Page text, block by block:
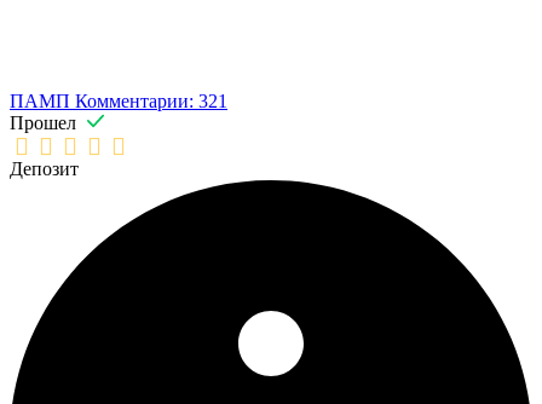
ПАМП Комментарии: 321
Прошел
Депозит